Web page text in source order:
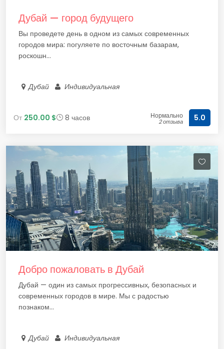
Дубай — город будущего
Вы проведете день в одном из самых современных
городов мира: погуляете по восточным базарам,
роскошн...
Дубай Индивидуальная
От 250.00 $ 8 часов Нормально
2 отзыва 5.0
Добро пожаловать в Дубай
Дубай — один из самых прогрессивных, безопасных и
современных городов в мире. Мы с радостью
познаком...
Дубай Индивидуальная